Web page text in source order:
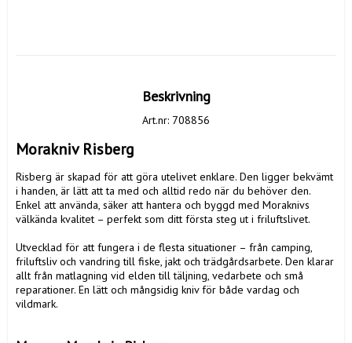
Beskrivning
Art.nr: 708856
Morakniv Risberg
Risberg är skapad för att göra utelivet enklare. Den ligger bekvämt
i handen, är lätt att ta med och alltid redo när du behöver den.
Enkel att använda, säker att hantera och byggd med Moraknivs
välkända kvalitet – perfekt som ditt första steg ut i friluftslivet.
Utvecklad för att fungera i de flesta situationer – från camping,
friluftsliv och vandring till fiske, jakt och trädgårdsarbete. Den klarar
allt från matlagning vid elden till täljning, vedarbete och små
reparationer. En lätt och mångsidig kniv för både vardag och
vildmark.